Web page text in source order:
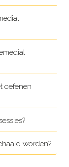
oefenen
worden?